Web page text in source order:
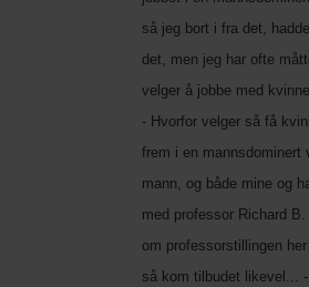
så jeg bort i fra det,
det, men jeg har ofte
velger å jobbe med
- Hvorfor velger så få
frem i en
mann, og både mine og
med professor Richard
om professorstillingen
så kom tilbudet likevel...